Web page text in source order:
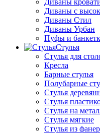
Диваны
Диваны с
Диваны Стил
Диваны Урбан
Пуфы и
Стулья
Стулья для
Кресла
Барные стулья
Полубарные
Стулья
Стулья
Стулья на
Стулья мягкие
Стулья из